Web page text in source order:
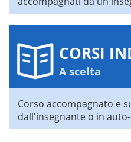
CORSI
A scelta
Corso accompagnato e
dall'insegnante o in